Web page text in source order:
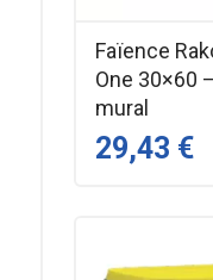
Faïence
One 30×60
mural
29,43 €